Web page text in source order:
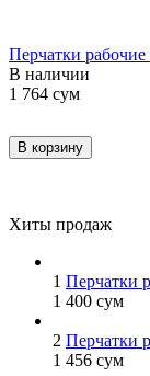
Перчатки
В наличии
1 764 сум
В корзину
Хиты продаж
1 Перчатки
1 400 сум
2 Перчатки
1 456 сум